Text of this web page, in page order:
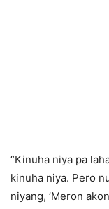
“Kinuha niya pa
kinuha niya. Pero
niyang, ’Meron